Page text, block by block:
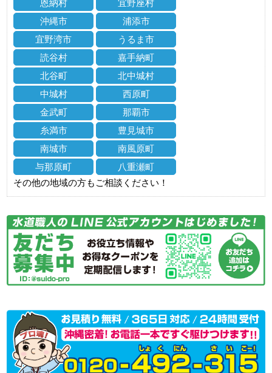
恩納村
宜野座村
沖縄市
浦添市
宜野湾市
うるま市
読谷村
嘉手納町
北谷町
北中城村
中城村
西原町
金武町
那覇市
糸満市
豊見城市
南城市
南風原町
与那原町
八重瀬町
その他の地域の方もご相談ください！